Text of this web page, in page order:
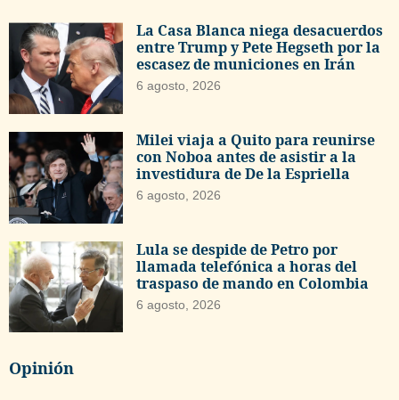
La Casa Blanca niega desacuerdos
entre Trump y Pete Hegseth por la
escasez de municiones en Irán
6 agosto, 2026
Milei viaja a Quito para reunirse
con Noboa antes de asistir a la
investidura de De la Espriella
6 agosto, 2026
Lula se despide de Petro por
llamada telefónica a horas del
traspaso de mando en Colombia
6 agosto, 2026
Opinión